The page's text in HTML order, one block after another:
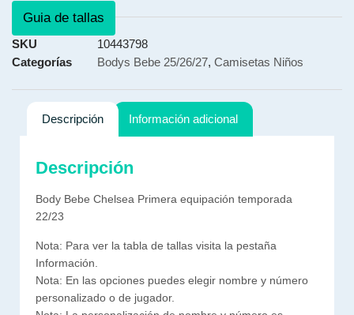
Guia de tallas
SKU
10443798
Categorías
Bodys Bebe 25/26/27, Camisetas Niños
Descripción Información adicional
Descripción
Body Bebe Chelsea Primera equipación temporada
22/23
Nota: Para ver la tabla de tallas visita la pestaña
Información.
Nota: En las opciones puedes elegir nombre y número
personalizado o de jugador.